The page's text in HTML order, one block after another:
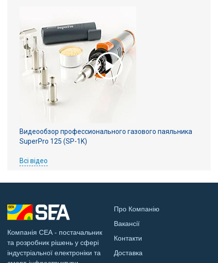
Видеообзор профессионального газового паяльника
SuperPro 125 (SP-1K)
Всі відео
Компанія СЕА - постачальник
та розробник рішень у сфері
індустріальної електроніки та
Про Компанію
Вакансії
Контакти
Доставка